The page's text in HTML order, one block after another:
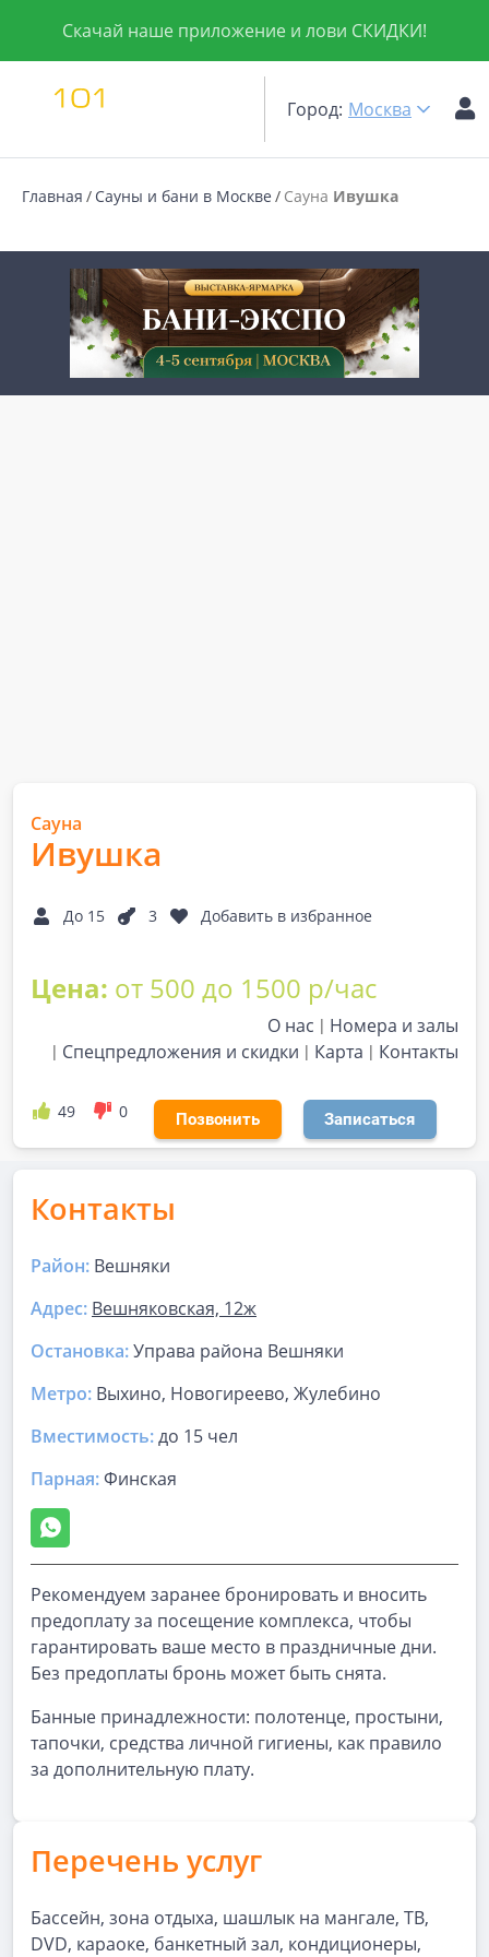
Скачай наше приложение и лови СКИДКИ!
Город: Москва
Главная Сауны и бани в Москве Сауна Ивушка
Сауна
Ивушка
До 15 3 Добавить в избранное
Цена: от 500 до 1500 р/час
О нас
Номера и залы
Спецпредложения и скидки
Карта Контакты
49 0 Позвонить Записаться
Контакты
Район: Вешняки
Адрес: Вешняковская, 12ж
Остановка:Управа района Вешняки
Метро: Выхино, Новогиреево, Жулебино
Вместимость:до 15 чел
Парная:Финская
Рекомендуем заранее бронировать и вносить
предоплату за посещение комплекса, чтобы
гарантировать ваше место в праздничные дни.
Без предоплаты бронь может быть снята.
Банные принадлежности: полотенце, простыни,
тапочки, средства личной гигиены, как правило
за дополнительную плату.
Перечень услуг
Бассейн, зона отдыха, шашлык на мангале, ТВ,
DVD, караоке, банкетный зал, кондиционеры,